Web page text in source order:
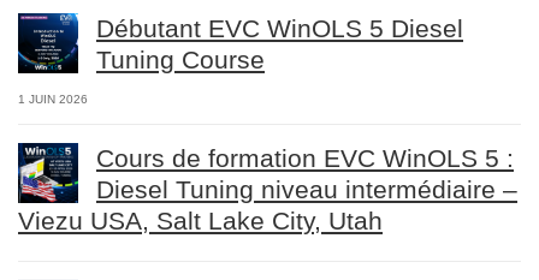
Débutant EVC WinOLS 5 Diesel
Tuning Course
1 JUIN 2026
Cours de formation EVC WinOLS 5 :
Diesel Tuning niveau intermédiaire –
Viezu USA, Salt Lake City, Utah